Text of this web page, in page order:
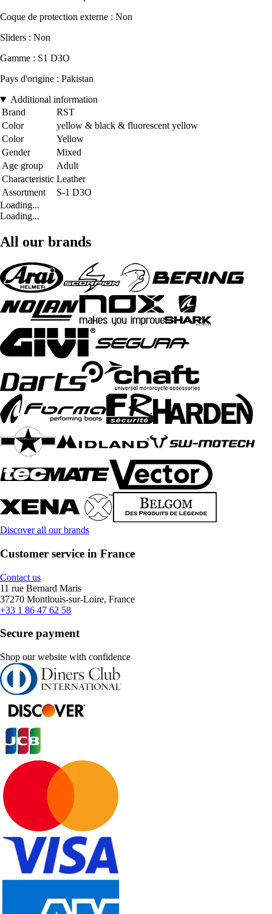
Coque de protection externe : Non
Sliders : Non
Gamme : S1 D3O
Pays d'origine : Pakistan
Additional information
Brand
RST
Color
yellow & black & fluorescent yellow
Color
Yellow
Gender
Mixed
Age group
Adult
Characteristic Leather
Assortment
S-1 D3O
Loading...
Loading...
All our brands
Discover all our brands
Customer service in France
Contact us
11 rue Bernard Maris
37270 Montlouis-sur-Loire, France
+33 1 86 47 62 58
Secure payment
Shop our website with confidence